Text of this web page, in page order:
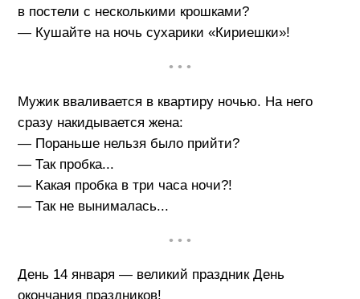
в постели с несколькими крошками?
— Кушайте на ночь сухарики «Кириешки»!
• • •
Мужик вваливается в квартиру ночью. На него
сразу накидывается жена:
— Пораньше нельзя было прийти?
— Так пробка...
— Какая пробка в три часа ночи?!
— Так не вынималась...
• • •
День 14 января — великий праздник День
окончания праздников!